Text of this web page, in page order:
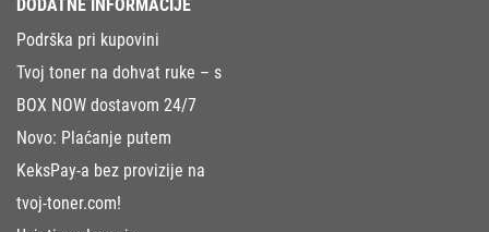
DODATNE INFORMACIJE
Podrška pri kupovini
Tvoj toner na dohvat ruke – s
BOX NOW dostavom 24/7
Novo: Plaćanje putem
KeksPay-a bez provizije na
tvoj-toner.com!